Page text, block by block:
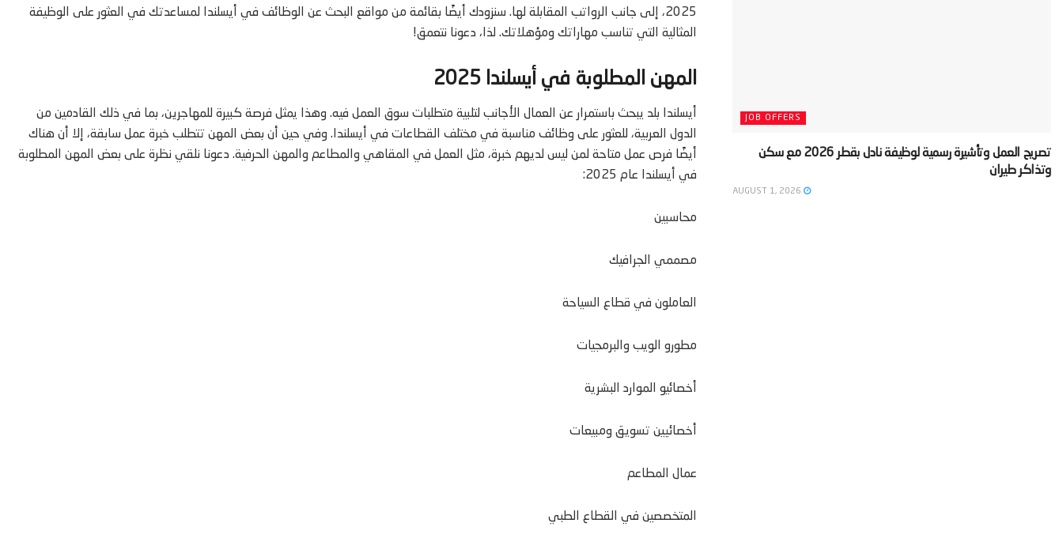
2025، إلى جانب الرواتب المقابلة لها. سنزودك أيضًا بقائمة من مواقع البحث عن الوظائف في أيسلندا لمساعدتك في العثور على الوظيفة
المثالية التي تناسب مهاراتك ومؤهلاتك. لذا، دعونا نتعمق!
المهن المطلوبة في أيسلندا 2025
أيسلندا بلد يبحث باستمرار عن العمال الأجانب لتلبية متطلبات سوق العمل فيه. وهذا يمثل فرصة كبيرة للمهاجرين، بما في ذلك القادمين من
الدول العربية، للعثور على وظائف مناسبة في مختلف القطاعات في أيسلندا. وفي حين أن بعض المهن تتطلب خبرة عمل سابقة، إلا أن هناك
أيضًا فرص عمل متاحة لمن ليس لديهم خبرة، مثل العمل في المقاهي والمطاعم والمهن الحرفية. دعونا نلقي نظرة على بعض المهن المطلوبة
في أيسلندا عام 2025:
محاسبين
مصممي الجرافيك
العاملون في قطاع السياحة
مطورو الويب والبرمجيات
أخصائيو الموارد البشرية
أخصائيين تسويق ومبيعات
عمال المطاعم
المتخصصين في القطاع الطبي
JOB OFFERS
‫تصريح العمل وتأشيرة رسمية لوظيفة نادل بقطر 2026 مع سكن
وتذاكر طيران‬